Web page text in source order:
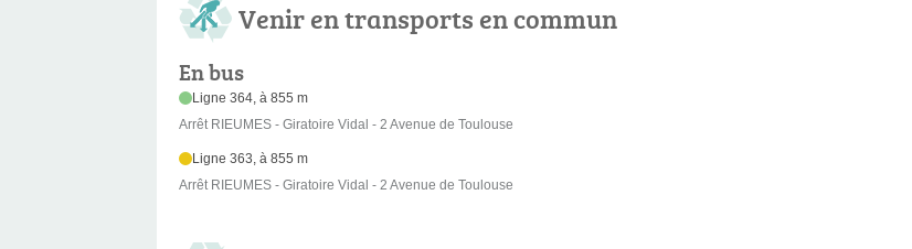
Venir en transports en commun
En bus
Ligne 364, à 855 m
Arrêt RIEUMES - Giratoire Vidal - 2 Avenue de Toulouse
Ligne 363, à 855 m
Arrêt RIEUMES - Giratoire Vidal - 2 Avenue de Toulouse